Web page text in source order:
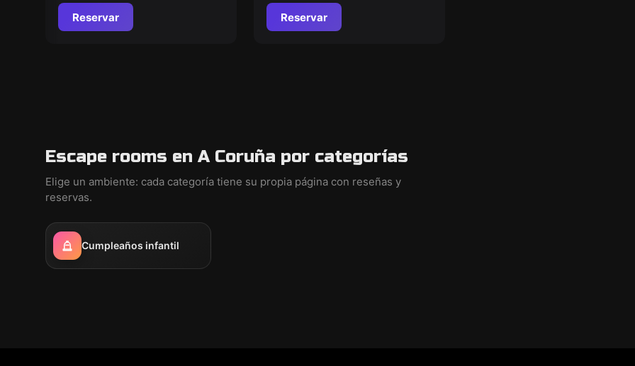
Reservar Reservar
Escape rooms en A Coruña por categorías
Elige un ambiente: cada categoría tiene su propia página con reseñas y
reservas.
Cumpleaños infantil